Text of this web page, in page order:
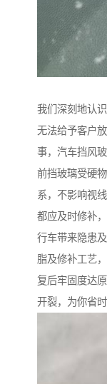
我们深刻地认
无法给予客户
事，汽车挡风
前挡玻璃受硬
系，不影响视
都应及时修补
行车带来隐患
脂及修补工艺
复后牢固度达
开裂，为你省